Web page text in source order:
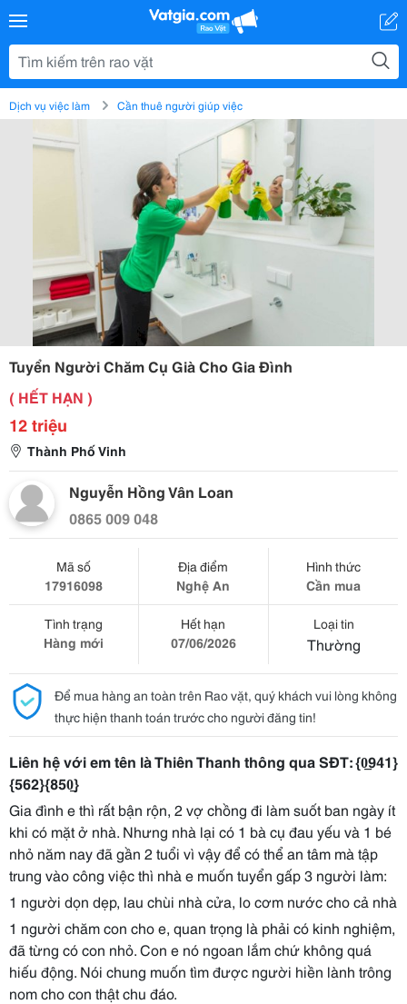
Dịch vụ việc làm Cần thuê người giúp việc
Tuyển Người Chăm Cụ Già Cho Gia Đình
( HẾT HẠN )
12 triệu
Thành Phố Vinh
Nguyễn Hồng Vân Loan
0865 009 048
Mã số
17916098
Địa điểm
Nghệ An
Hình thức
Cần mua
Tình trạng
Hàng mới
Hết hạn
07/06/2026
Loại tin
Thường
Để mua hàng an toàn trên Rao vặt, quý khách vui lòng không
thực hiện thanh toán trước cho người đăng tin!
Liên hệ với em tên là Thiên Thanh thông qua SĐT:{0̲941}
{562}{850̲}
Gia đình e thì rất bận rộn, 2 vợ chồng đi làm suốt ban ngày ít
khi có mặt ở nhà. Nhưng nhà lại có 1 bà cụ đau yếu và 1 bé
nhỏ năm nay đã gần 2 tuổi vì vậy để có thể an tâm mà tập
trung vào công việc thì nhà e muốn tuyển gấp 3 người làm:
1 người dọn dẹp, lau chùi nhà cửa, lo cơm nước cho cả nhà
1 người chăm con cho e, quan trọng là phải có kinh nghiệm,
đã từng có con nhỏ. Con e nó ngoan lắm chứ không quá
hiếu động. Nói chung muốn tìm được người hiền lành trông
nom cho con thật chu đáo.